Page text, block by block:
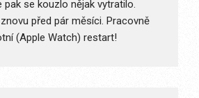
pak se kouzlo nějak vytratilo.
před pár měsíci. Pracovně
(Apple Watch) restart!